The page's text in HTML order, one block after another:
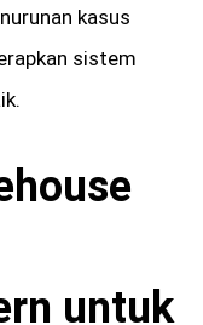
kasus
sistem
untuk